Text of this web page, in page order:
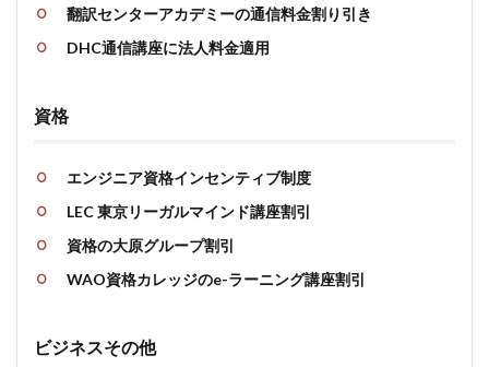
翻訳センターアカデミーの通信料金割り引き
DHC通信講座に法人料金適用
資格
エンジニア資格インセンティブ制度
LEC 東京リーガルマインド講座割引
資格の大原グループ割引
WAO資格カレッジのe-ラーニング講座割引
ビジネスその他